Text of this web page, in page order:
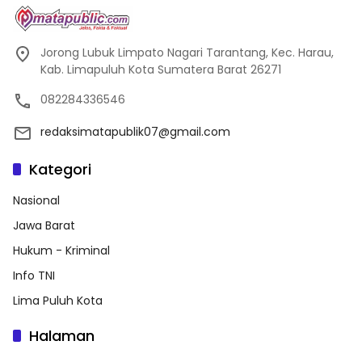
Jorong Lubuk Limpato Nagari Tarantang, Kec. Harau,
Kab. Limapuluh Kota Sumatera Barat 26271
082284336546
redaksimatapublik07@gmail.com
Kategori
Nasional
Jawa Barat
Hukum - Kriminal
Info TNI
Lima Puluh Kota
Halaman